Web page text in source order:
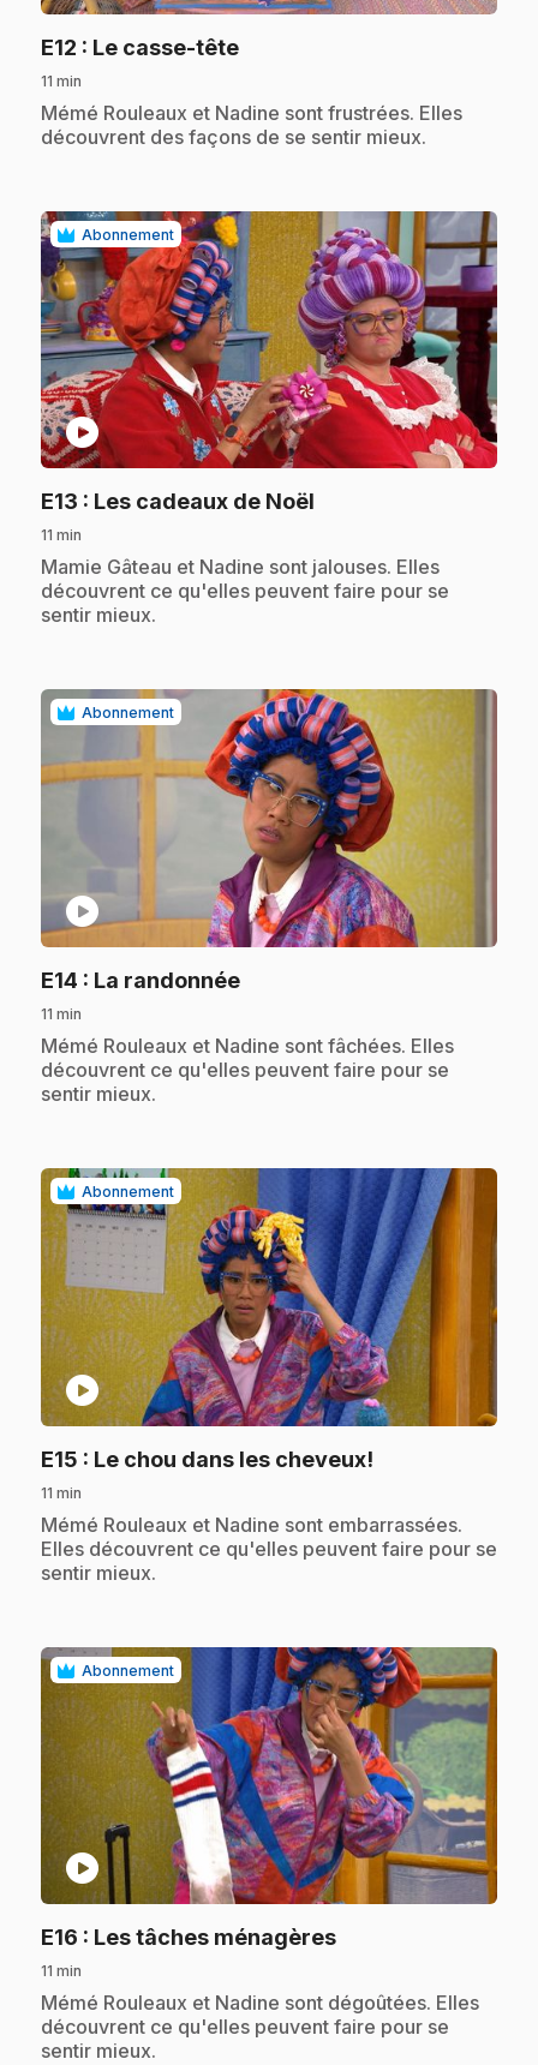
E12 : Le casse-tête.
11 min
.Mémé Rouleaux et Nadine sont frustrées. Elles
découvrent des façons de se sentir mieux.
Abonnement
play_circle
E13 : Les cadeaux de Noël
11 min
.Mamie Gâteau et Nadine sont jalouses. Elles
découvrent ce qu'elles peuvent faire pour se
sentir mieux.
Abonnement
play_circle
E14 : La randonnée.
11 min
.Mémé Rouleaux et Nadine sont fâchées. Elles
découvrent ce qu'elles peuvent faire pour se
sentir mieux.
Abonnement
play_circle
E15 : Le chou dans les cheveux!
11 min
.Mémé Rouleaux et Nadine sont embarrassées.
Elles découvrent ce qu'elles peuvent faire pour se
sentir mieux.
Abonnement
play_circle
E16 : Les tâches ménagères.
11 min
.Mémé Rouleaux et Nadine sont dégoûtées. Elles
découvrent ce qu'elles peuvent faire pour se
sentir mieux.